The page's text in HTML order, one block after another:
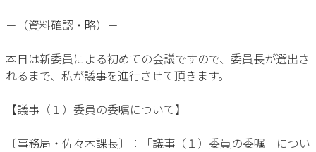
－（資料確認・略）－
本日は新委員による初めての会議ですので、委員長が選出さ
れるまで、私が議事を進行させて頂きます。
【議事（１）委員の委嘱について】
〔事務局・佐々木課長〕：「議事（１）委員の委嘱」につい